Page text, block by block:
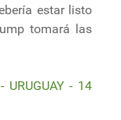
estar listo
tomará las
- 14